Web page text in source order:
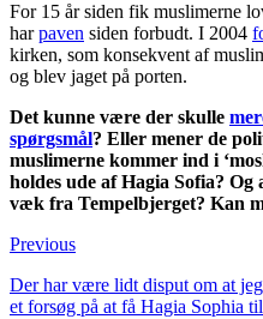
For 15 år siden fik muslimerne
harpaven siden forbudt. I 2004
kirken, som konsekvent af
og blev jaget på porten.
Det kunne være der skulle
spørgsmål? Eller mener de
muslimerne kommer ind i
holdes ude af Hagia Sofia?
væk fra Tempelbjerget? Kan
Previous
Der har være lidt disput om at
et forsøg på at få Hagia Sophia